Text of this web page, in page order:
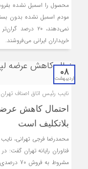
محصول را اسمبل نشده
مودم ‌اسمبل نشده بدون
نمی‌دهند، ۲۰
خریداران ایرانی می‌فروشند.
08
اردیبهشت
نایب رئیس اتاق اصناف
بلاتکلیف است
محمدرضا فرجی تهرانی،
فناوران رایانه تهران
مشروط